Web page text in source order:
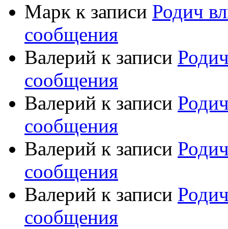
Марк к записи Родич
сообщения
Валерий к записи
сообщения
Валерий к записи
сообщения
Валерий к записи
сообщения
Валерий к записи
сообщения